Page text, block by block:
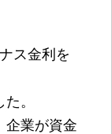
ス金利を
。
企業が資金